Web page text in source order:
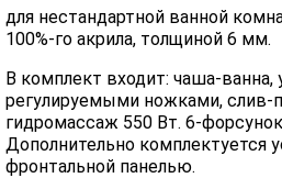
для нестандартной ванной
100%-го акрила, толщиной 6 мм.
В комплект входит: чаша-ванна,
регулируемыми ножками, слив-
гидромассаж 550 Вт. 6-
Дополнительно комплектуется
фронтальной панелью.